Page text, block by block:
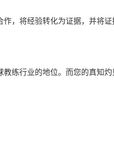
，将经验转化为证据，并将
练行业的地位。 而您的真知